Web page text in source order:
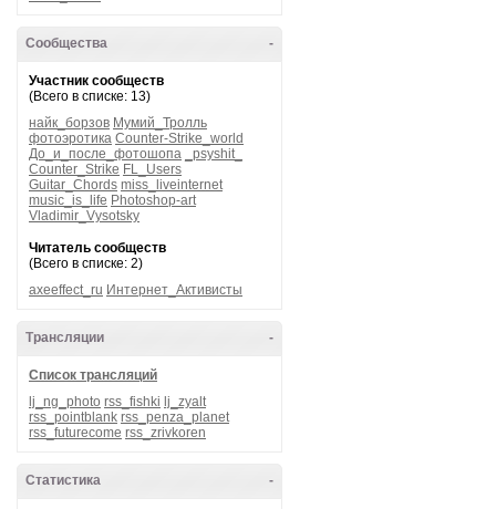
-
Сообщества
Участник сообществ
(Всего в списке: 13)
найк_борзов Мумий_Тролль
фотоэротика Counter-Strike_world
До_и_после_фотошопа
_psyshit_
Counter_Strike FL_Users
Guitar_Chords miss_liveinternet
music_is_life Photoshop-art
Vladimir_Vysotsky
Читатель сообществ
(Всего в списке: 2)
axeeffect_ru Интернет_Активисты
-
Трансляции
Список трансляций
lj_ng_photo rss_fishki lj_zyalt
rss_pointblank rss_penza_planet
rss_futurecome rss_zrivkoren
-
Статистика